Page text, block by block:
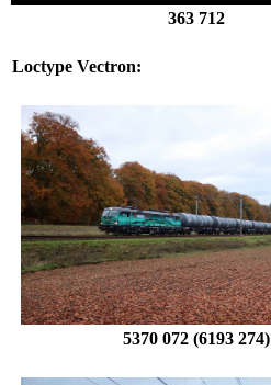
363 712
Loctype Vectron:
5370 072 (6193 274)